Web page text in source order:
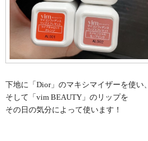
下地に「Dior」のマキシマイザーを使い、
そして「vim BEAUTY」のリップを
その日の気分によって使います！